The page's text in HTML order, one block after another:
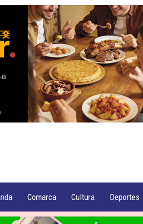
Comarca Cultura Deportes